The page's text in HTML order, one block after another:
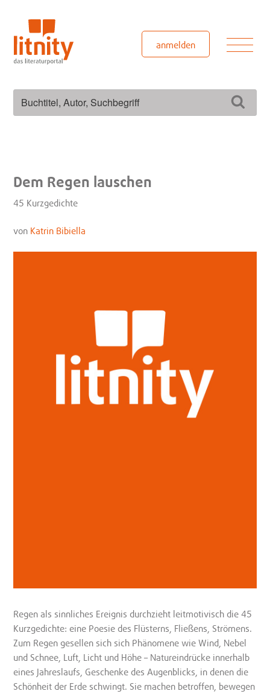
springen
anmelden
Dem Regen lauschen
45 Kurzgedichte
von Katrin Bibiella
Regen als sinnliches Ereignis durchzieht leitmotivisch die 45
Kurzgedichte: eine Poesie des Flüsterns, Fließens, Strömens.
Zum Regen gesellen sich sich Phänomene wie Wind, Nebel
und Schnee, Luft, Licht und Höhe – Natureindrücke innerhalb
eines Jahreslaufs, Geschenke des Augenblicks, in denen die
Schönheit der Erde schwingt. Sie machen betroffen, bewegen